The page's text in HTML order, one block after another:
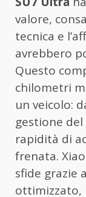
valore,
tecnica e
avrebbero
Questo
chilometri
un veicolo:
gestione
rapidità di
frenata.
sfide grazie
ottimizzato,